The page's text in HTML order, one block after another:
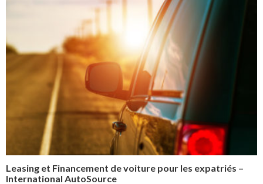
Leasing et Financement de voiture pour les expatriés –
International AutoSource